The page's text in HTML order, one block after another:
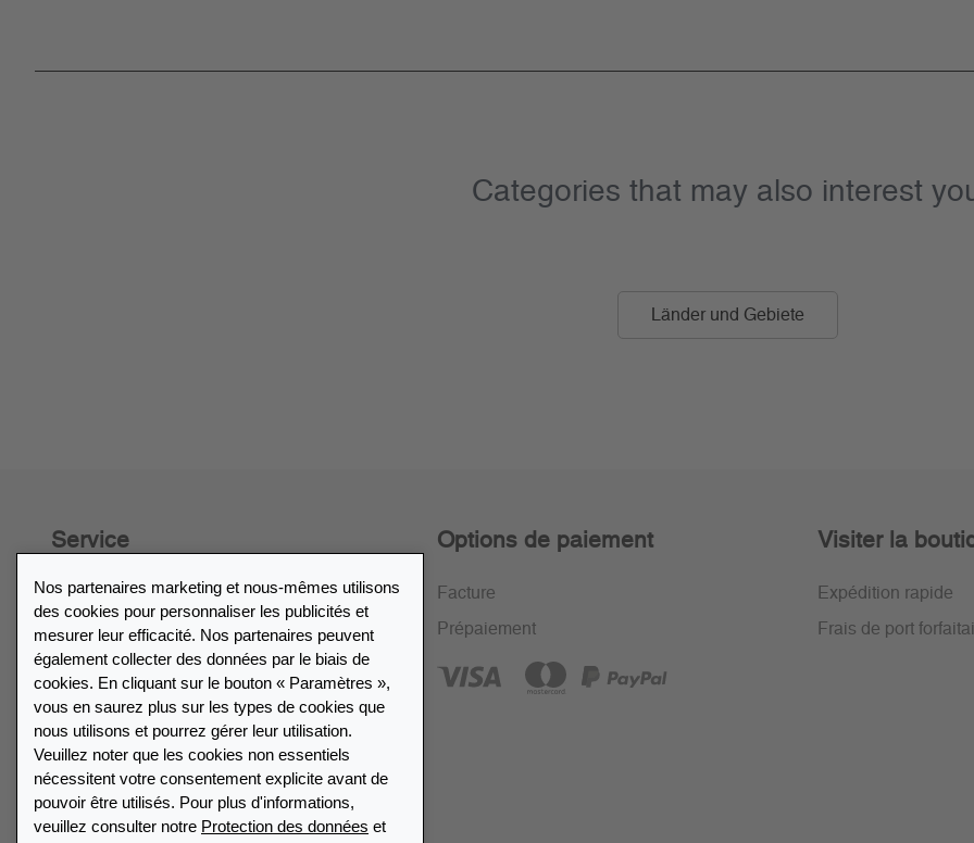
Categories that may also interest
Länder und Gebiete
Service
Politique de retour de 30 jours
Cryptage SSL
FAQ
Options de paiement
Facture
Prépaiement
Visiter la
Expédition rapide
Frais de port
Répertoire des revendeurs
Nos partenaires marketing et nous-mêmes utilisons
des cookies pour personnaliser les publicités et
mesurer leur efficacité. Nos partenaires peuvent
également collecter des données par le biais de
cookies. En cliquant sur le bouton « Paramètres »,
vous en saurez plus sur les types de cookies que
nous utilisons et pourrez gérer leur utilisation.
Veuillez noter que les cookies non essentiels
nécessitent votre consentement explicite avant de
pouvoir être utilisés. Pour plus d'informations,
veuillez consulter notre Protection des données et